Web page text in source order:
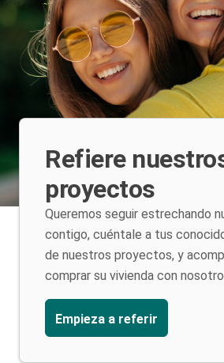
Refiere
proyectos
Queremos seguir estrechando
contigo, cuéntale a tus
de nuestros proyectos, y
comprar su vivienda con
Empieza a referir